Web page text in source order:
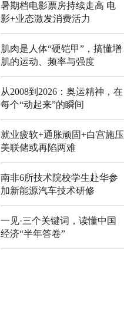
暑期档电影票房持续走高 电
影+业态激发消费活力
肌肉是人体“硬铠甲”，搞懂增
肌的运动、频率与强度
从2008到2026：奥运精神，在
每个“动起来”的瞬间
就业疲软+通胀顽固+白宫施压
美联储或再陷两难
南非6所技术院校学生赴华参
加新能源汽车技术研修
一见·三个关键词，读懂中国
经济“半年答卷”